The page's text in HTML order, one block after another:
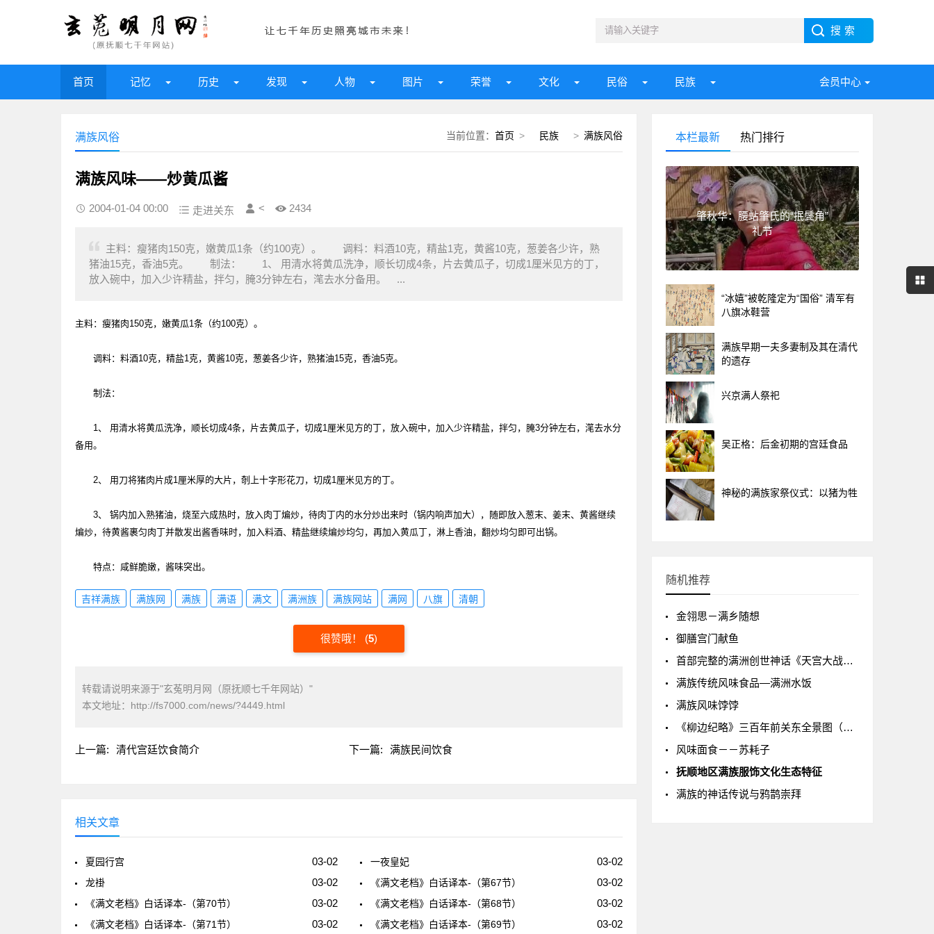
首页 记忆 历史 发现 人物 图片 荣誉 文化 民俗 民族 会员中心
当前位置： 首页 > 民族 > 满族风俗
满族风俗
满族风味——炒黄瓜酱
2004-01-04 00:00 走进关东 < 2434
主料：瘦猪肉150克，嫩黄瓜1条（约100克）。 调料：料酒10克，精盐1克，黄酱10克，葱姜各少许，熟
猪油15克，香油5克。 制法： 1、 用清水将黄瓜洗净，顺长切成4条，片去黄瓜子，切成1厘米见方的丁，
放入碗中，加入少许精盐，拌匀，腌3分钟左右，滗去水分备用。 ...
主料：瘦猪肉150克，嫩黄瓜1条（约100克）。
调料：料酒10克，精盐1克，黄酱10克，葱姜各少许，熟猪油15克，香油5克。
制法：
1、 用清水将黄瓜洗净，顺长切成4条，片去黄瓜子，切成1厘米见方的丁，放入碗中，加入少许精盐，拌匀，腌3分钟左右，滗去水分
备用。
2、 用刀将猪肉片成1厘米厚的大片，剞上十字形花刀，切成1厘米见方的丁。
3、 锅内加入熟猪油，烧至六成热时，放入肉丁煸炒，待肉丁内的水分炒出来时（锅内响声加大），随即放入葱末、姜末、黄酱继续
煸炒，待黄酱裹匀肉丁并散发出酱香味时，加入料酒、精盐继续煸炒均匀，再加入黄瓜丁，淋上香油，翻炒均匀即可出锅。
特点：咸鲜脆嫩，酱味突出。
吉祥满族 满族网 满族 满语 满文 满洲族 满族网站 满网 八旗 清朝
很赞哦！ (5)
转载请说明来源于"玄菟明月网（原抚顺七千年网站）"
本文地址： http://fs7000.com/news/?4449.html
上一篇: 清代宫廷饮食简介 下一篇: 满族民间饮食
相关文章
03-02
夏园行宫 03-02
一夜皇妃
03-02
龙褂 03-02
《满文老档》白话译本-（第67节）
03-02
《满文老档》白话译本-（第70节） 03-02
《满文老档》白话译本-（第68节）
03-02
《满文老档》白话译本-（第71节） 03-02
《满文老档》白话译本-（第69节）
本栏最新 热门排行
肇秋华：腰站肇氏的“抿鬓角”
礼节
“冰嬉”被乾隆定为“国俗” 清军有
八旗冰鞋营
满族早期一夫多妻制及其在清代
的遗存
兴京满人祭祀
吴正格：后金初期的宫廷食品
神秘的满族家祭仪式：以猪为牲
随机推荐
金翎思－满乡随想
御膳宫门献鱼
首部完整的满洲创世神话《天宫大战》面世
满族传统风味食品—满洲水饭
满族风味饽饽
《柳边纪略》三百年前关东全景图（下）
风味面食－－苏耗子
抚顺地区满族服饰文化生态特征
满族的神话传说与鸦鹊崇拜